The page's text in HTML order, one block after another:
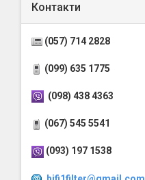
Контакти
(057) 714 2828
(099) 635 1775
(098) 438 4363
(067) 545 5541
(093) 197 1538